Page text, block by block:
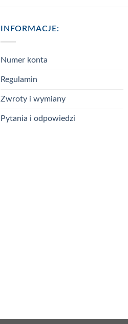
INFORMACJE:
Numer konta
Regulamin
Zwroty i wymiany
Pytania i odpowiedzi